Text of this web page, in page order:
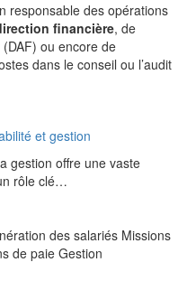
responsable des opérations
financière, de
ou encore de
dans le conseil ou l’audit
et gestion
gestion offre une vaste
rôle clé…
des salariés Missions
de paie Gestion